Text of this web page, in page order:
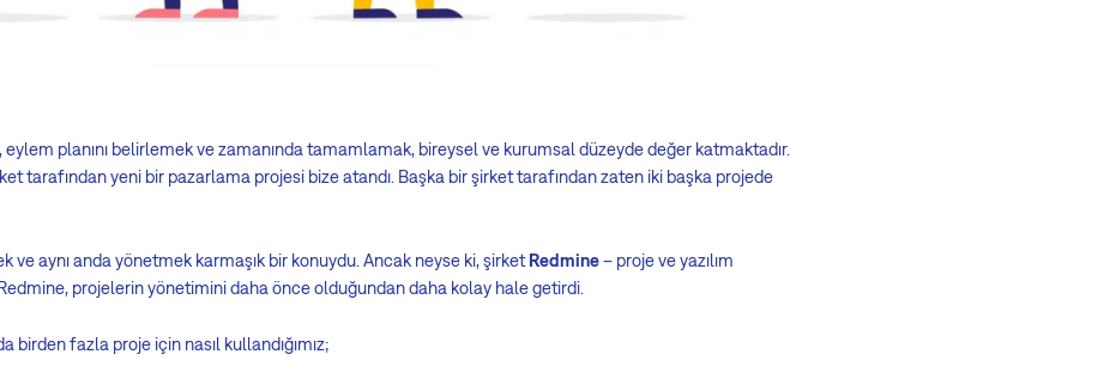
planını belirlemek ve zamanında tamamlamak, bireysel ve kurumsal düzeyde değer katmaktadır.
tarafından yeni bir pazarlama projesi bize atandı. Başka bir şirket tarafından zaten iki başka projede
ve aynı anda yönetmek karmaşık bir konuydu. Ancak neyse ki, şirketRedmine– proje ve yazılım
projelerin yönetimini daha önce olduğundan daha kolay hale getirdi.
birden fazla proje için nasıl kullandığımız;